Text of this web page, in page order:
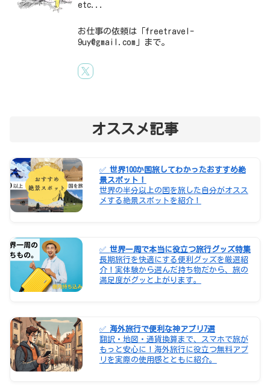
etc...
お仕事の依頼は「freetravel-
9uy@gmail.com」まで。
オススメ記事
✅ 世界100か国旅してわかったおすすめ絶
景スポット！
世界の半分以上の国を旅した自分がオスス
メする絶景スポットを紹介！
✅ 世界一周で本当に役立つ旅行グッズ特集
長期旅行を快適にする便利グッズを厳選紹
介！実体験から選んだ持ち物だから、旅の
満足度がグッと上がります。
✅ 海外旅行で便利な神アプリ7選
翻訳・地図・通貨換算まで、スマホで旅が
もっと安心に！海外旅行に役立つ無料アプ
リを実際の使用感とともに紹介。